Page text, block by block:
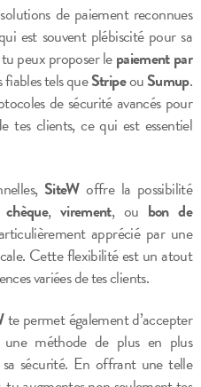
de paiement reconnues
est souvent plébiscité pour sa
peux proposer lepaiement par
tels queStripeouSumup.
de sécurité avancés pour
tes clients, ce qui est essentiel
SiteWoffre la possibilité
chèque, virement, ou bon de
apprécié par une
Cette flexibilité est un atout
variées de tes clients.
te permet également d’accepter
méthode de plus en plus
sécurité. En offrant une telle